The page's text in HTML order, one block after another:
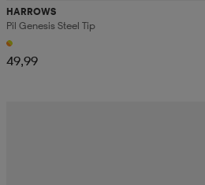
HARROWS
Pil Genesis Steel Tip
49,99